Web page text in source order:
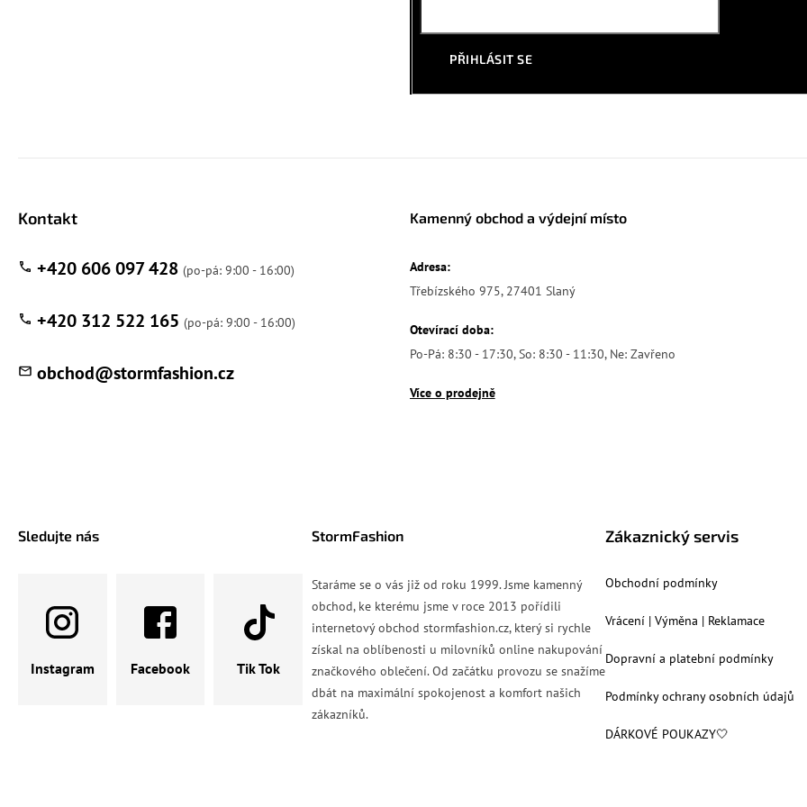
PŘIHLÁSIT SE
Kontakt
obchod@stormfashion.cz
+420 606 097 428
+420 312 522 165
Kamenný obchod a výdejní místo
Adresa:
Třebízského 975, 27401 Slaný
Otevírací doba:
Po-Pá: 8:30 - 17:30, So: 8:30 - 11:30, Ne: Zavřeno
Více o prodejně
Sledujte nás
Instagram Facebook Tik Tok
StormFashion
Staráme se o vás již od roku 1999. Jsme kamenný
obchod, ke kterému jsme v roce 2013 pořídili
internetový obchod stormfashion.cz, který si rychle
získal na oblíbenosti u milovníků online nakupování
značkového oblečení. Od začátku provozu se snažíme
dbát na maximální spokojenost a komfort našich
zákazníků.
Zákaznický servis
Obchodní podmínky
Vrácení | Výměna | Reklamace
Dopravní a platební podmínky
Podmínky ochrany osobních údajů
DÁRKOVÉ POUKAZY🤍